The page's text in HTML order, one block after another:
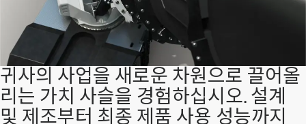
귀사의 사업을 새로운 차원으로 끌어올
리는 가치 사슬을 경험하십시오. 설계
및 제조부터 최종 제품 사용 성능까지